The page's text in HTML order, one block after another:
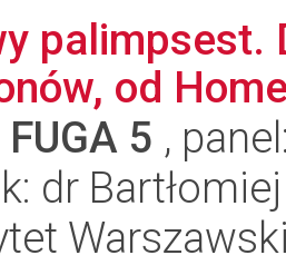
palimpsest.
od
FUGA 5 ,
dr